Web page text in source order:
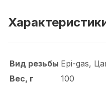
Вид резьбы Epi-gas,
Вес, г
100